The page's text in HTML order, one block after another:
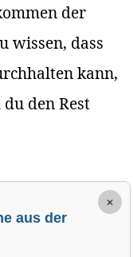
der
wissen, dass
kann,
den Rest
×
aus der